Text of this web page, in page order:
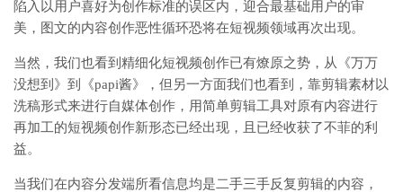
陷入以用户喜好为创作标准的误区内，迎合最基础用户的审
美，图文的内容创作恶性循环恐将在短视频领域再次出现。
当然，我们也看到精细化短视频创作已有燎原之势，从《万万
没想到》到《papi酱》，但另一方面我们也看到，靠剪辑素材以
洗稿形式来进行自媒体创作，用简单剪辑工具对原有内容进行
再加工的短视频创作新形态已经出现，且已经收获了不菲的利
益。
当我们在内容分发端所看信息均是二手三手反复剪辑的内容，